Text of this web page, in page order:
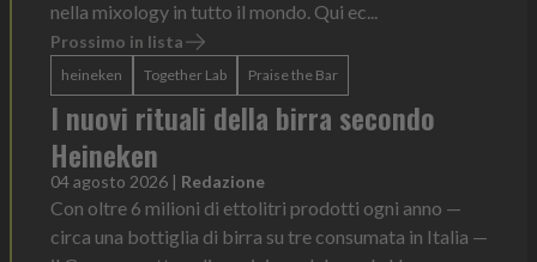
nella mixology in tutto il mondo. Qui ec...
Prossimo in lista
heineken Together Lab Praise the Bar
I nuovi rituali della birra secondo
Heineken
04 agosto 2026 | Redazione
Con oltre 6 milioni di ettolitri prodotti ogni anno —
circa una bottiglia di birra su tre consumata in Italia —